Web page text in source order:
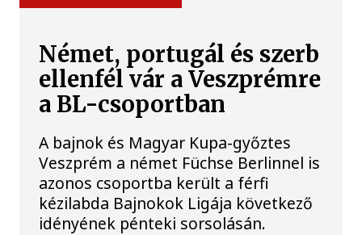
Német, portugál és szerb
ellenfél vár a Veszprémre
a BL-csoportban
A bajnok és Magyar Kupa-győztes
Veszprém a német Füchse Berlinnel is
azonos csoportba került a férfi
kézilabda Bajnokok Ligája következő
idényének pénteki sorsolásán.